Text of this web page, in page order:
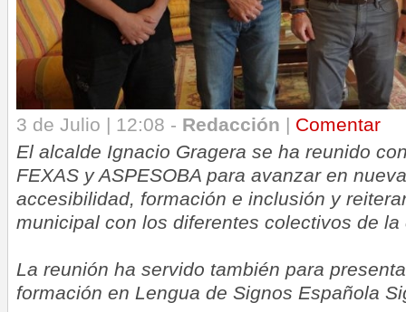
3 de Julio | 12:08 - Redacción | Comentar
El alcalde Ignacio Gragera se ha reunido
FEXAS y ASPESOBA para avanzar en
accesibilidad, formación e inclusión y
municipal con los diferentes colectivos de la
La reunión ha servido también para
formación en Lengua de Signos Española